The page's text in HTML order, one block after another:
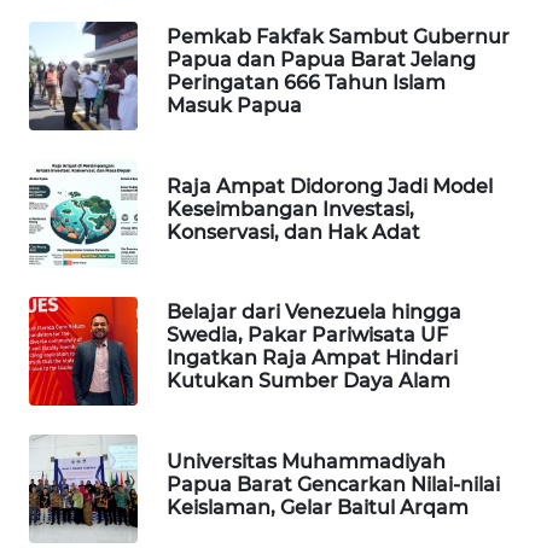
Pemkab Fakfak Sambut Gubernur
Papua dan Papua Barat Jelang
Peringatan 666 Tahun Islam
Masuk Papua
Raja Ampat Didorong Jadi Model
Keseimbangan Investasi,
Konservasi, dan Hak Adat
Belajar dari Venezuela hingga
Swedia, Pakar Pariwisata UF
Ingatkan Raja Ampat Hindari
Kutukan Sumber Daya Alam
Universitas Muhammadiyah
Papua Barat Gencarkan Nilai-nilai
Keislaman, Gelar Baitul Arqam
WAHANA
DESA
WISATA
LAPAK
WAHANA
Wahana
KONSUMEN
LISTRIK
MASYARAKAT
KELISTRIKAN
WALINKI